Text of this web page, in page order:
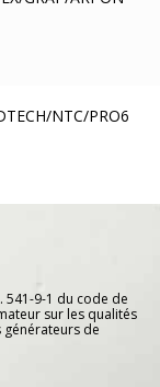
NTC/PRO6
541-9-1 du code de
sur les qualités
de